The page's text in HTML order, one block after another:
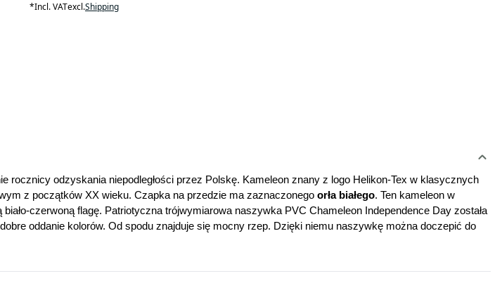
*Incl. VATexcl.Shipping
rocznicy odzyskania niepodległości przez Polskę. Kameleon znany z logo Helikon-Tex w klasycznych
z początków XX wieku. Czapka na przedzie ma zaznaczonego orła białego. Ten kameleon w
czerwoną flagę. Patriotyczna trójwymiarowa naszywka PVC Chameleon Independence Day została
oddanie kolorów. Od spodu znajduje się mocny rzep. Dzięki niemu naszywkę można doczepić do